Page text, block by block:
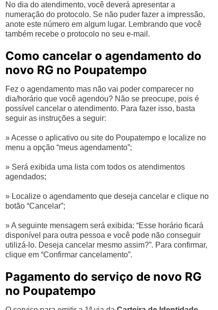
No dia do atendimento, você deverá apresentar a
numeração do protocolo. Se não puder fazer a impressão,
anote este número em algum lugar. Lembrando que você
também recebe o protocolo no seu e-mail.
Como cancelar o agendamento do
novo RG no Poupatempo
Fez o agendamento mas não vai poder comparecer no
dia/horário que você agendou? Não se preocupe, pois é
possível cancelar o atendimento. Para fazer isso, basta
seguir as instruções a seguir:
» Acesse o aplicativo ou site do Poupatempo e localize no
menu a opção “meus agendamento”;
» Será exibida uma lista com todos os atendimentos
agendados;
» Localize o agendamento que deseja cancelar e clique no
botão “Cancelar”;
» A seguinte mensagem será exibida: “Esse horário ficará
disponível para outra pessoa e você pode não conseguir
utilizá-lo. Deseja cancelar mesmo assim?”. Para confirmar,
clique em “Confirmar cancelamento”.
Pagamento do serviço de novo RG
no Poupatempo